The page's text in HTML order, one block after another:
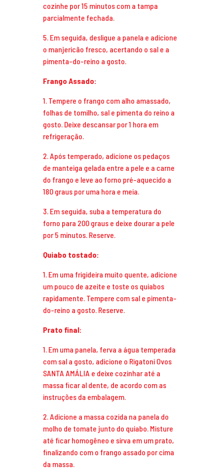
cozinhe por 15 minutos com a tampa
parcialmente fechada.
5. Em seguida, desligue a panela e adicione
o manjericão fresco, acertando o sal e a
pimenta-do-reino a gosto.
Frango Assado:
1. Tempere o frango com alho amassado,
folhas de tomilho, sal e pimenta do reino a
gosto. Deixe descansar por 1 hora em
refrigeração.
2. Após temperado, adicione os pedaços
de manteiga gelada entre a pele e a carne
do frango e leve ao forno pré-aquecido a
180 graus por uma hora e meia.
3. Em seguida, suba a temperatura do
forno para 200 graus e deixe dourar a pele
por 5 minutos. Reserve.
Quiabo tostado:
1. Em uma frigideira muito quente, adicione
um pouco de azeite e toste os quiabos
rapidamente. Tempere com sal e pimenta-
do-reino a gosto. Reserve.
Prato final:
1. Em uma panela, ferva a água temperada
com sal a gosto, adicione o Rigatoni Ovos
SANTA AMÁLIA e deixe cozinhar até a
massa ficar al dente, de acordo com as
instruções da embalagem.
2. Adicione a massa cozida na panela do
molho de tomate junto do quiabo. Misture
até ficar homogêneo e sirva em um prato,
finalizando com o frango assado por cima
da massa.